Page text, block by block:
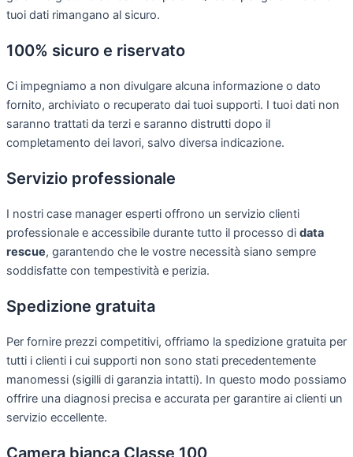
tuoi dati rimangano al sicuro.
100% sicuro e riservato
Ci impegniamo a non divulgare alcuna informazione o dato
fornito, archiviato o recuperato dai tuoi supporti. I tuoi dati non
saranno trattati da terzi e saranno distrutti dopo il
completamento dei lavori, salvo diversa indicazione.
Servizio professionale
I nostri case manager esperti offrono un servizio clienti
professionale e accessibile durante tutto il processo di data
rescue, garantendo che le vostre necessità siano sempre
soddisfatte con tempestività e perizia.
Spedizione gratuita
Per fornire prezzi competitivi, offriamo la spedizione gratuita per
tutti i clienti i cui supporti non sono stati precedentemente
manomessi (sigilli di garanzia intatti). In questo modo possiamo
offrire una diagnosi precisa e accurata per garantire ai clienti un
servizio eccellente.
Camera bianca Classe 100